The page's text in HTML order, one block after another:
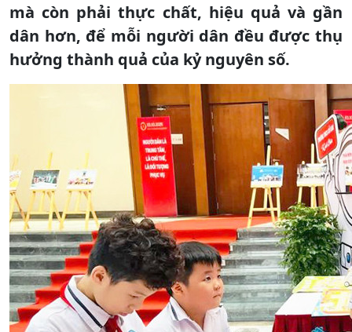
mà còn phải thực chất, hiệu quả và gần
dân hơn, để mỗi người dân đều được thụ
hưởng thành quả của kỷ nguyên số.